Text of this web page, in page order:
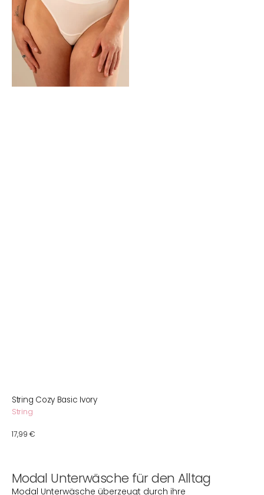
String Cozy Basic Ivory
String
Normaler
17,99 €
Modal Unterwäsche für den Alltag
Modal Unterwäsche überzeugt durch ihre